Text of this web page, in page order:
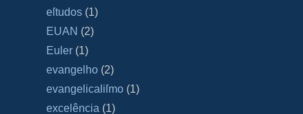
eſtudos (1)
EUAN (2)
Euler (1)
evangelho (2)
evangelicaliſmo (1)
excelência (1)